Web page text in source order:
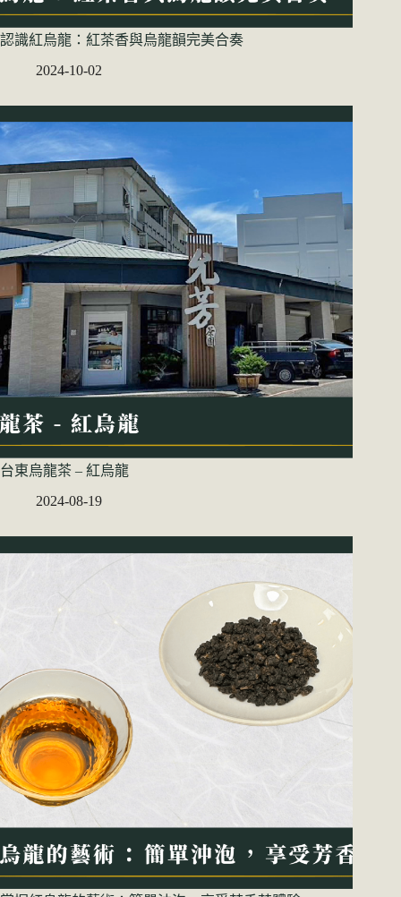
認識紅烏龍：紅茶香與烏龍韻完美合奏
2024-10-02
台東烏龍茶 – 紅烏龍
2024-08-19